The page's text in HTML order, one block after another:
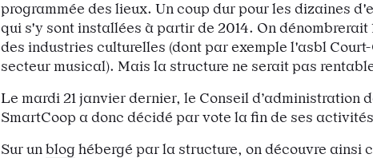
programmée des lieux. Un coup dur pour les dizaines
qui s'y sont installées à partir de 2014. On dénombrerait
des industries culturelles (dont par exemple l'asbl
secteur musical). Mais la structure ne serait pas
Le mardi 21 janvier dernier, le Conseil d’administration
SmartCoop a donc décidé par vote la fin de ses
Sur un bloghébergé par la structure, on découvre ainsi